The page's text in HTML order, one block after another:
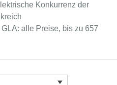
Konkurrenz der
alle Preise, bis zu 657